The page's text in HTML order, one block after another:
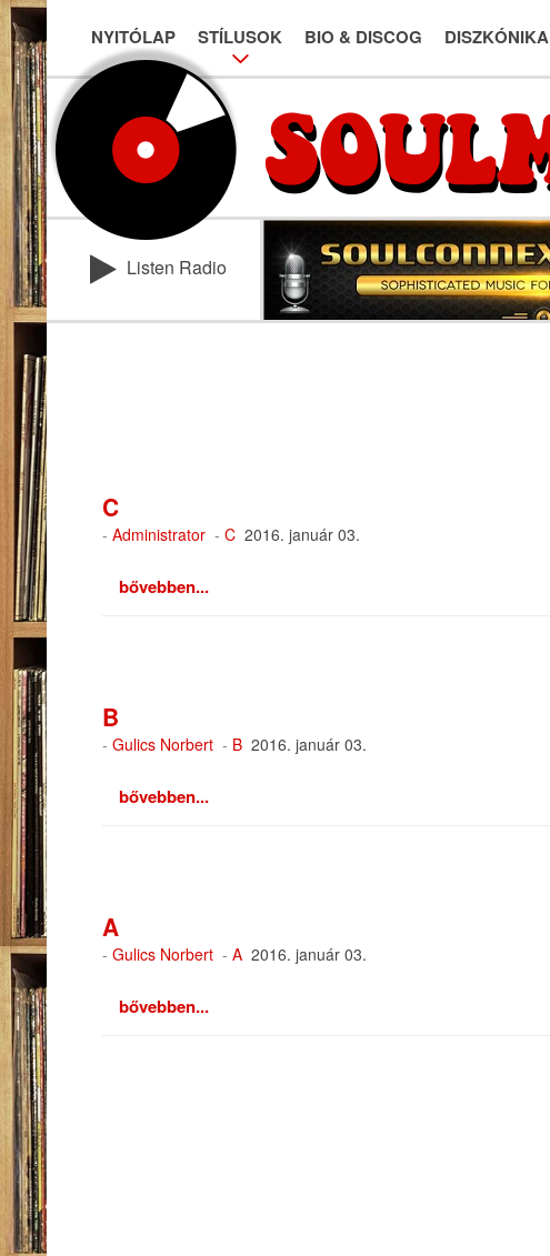
NYITÓLAP STÍLUSOK BIO & DISCOG DISZKÓNIKA
Listen Radio
C
- Administrator - C 2016. január 03.
bővebben...
B
- Gulics Norbert - B 2016. január 03.
bővebben...
A
- Gulics Norbert - A 2016. január 03.
bővebben...